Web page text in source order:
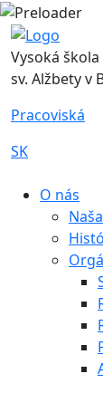
Vysoká
sv. Alžbety v
Pracoviská
SK
O nás